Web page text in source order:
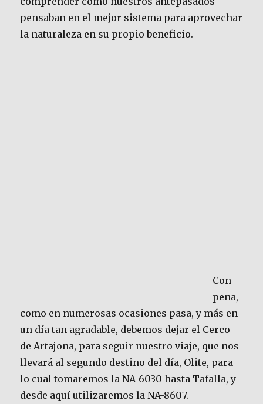
pensaban en el mejor sistema para aprovechar
la naturaleza en su propio beneficio.
Con
pena,
como en numerosas ocasiones pasa, y más en
un día tan agradable, debemos dejar el Cerco
de Artajona, para seguir nuestro viaje, que nos
llevará al segundo destino del día, Olite, para
lo cual tomaremos la NA-6030 hasta Tafalla, y
desde aquí utilizaremos la NA-8607.